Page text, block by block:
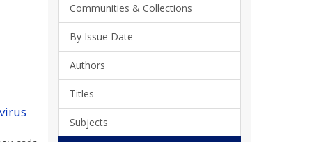
Communities & Collections
By Issue Date
Authors
Titles
Subjects